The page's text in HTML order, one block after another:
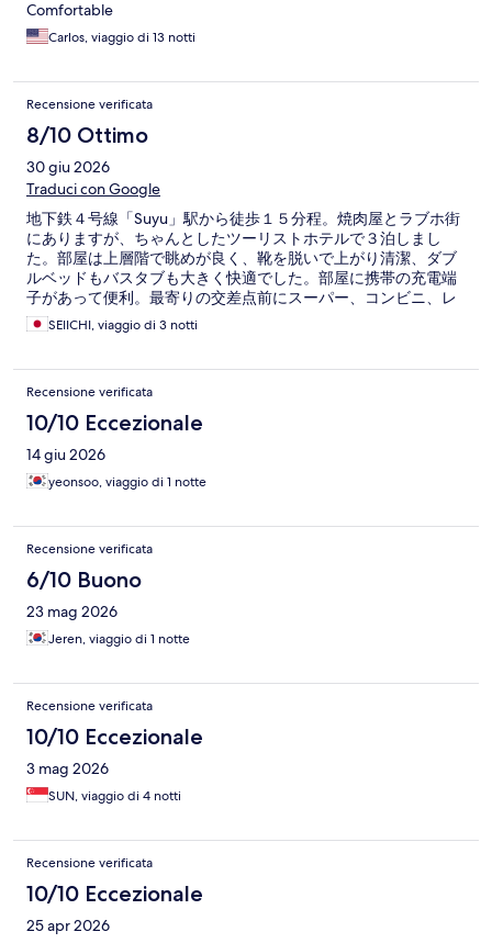
Comfortable
Carlos, viaggio di 13 notti
Recensione verificata
8/10 Ottimo
30 giu 2026
Traduci con Google
地下鉄４号線「Suyu」駅から徒歩１５分程。焼肉屋とラブホ街
にありますが、ちゃんとしたツーリストホテルで３泊しまし
た。部屋は上層階で眺めが良く、靴を脱いで上がり清潔、ダブ
ルベッドもバスタブも大きく快適でした。部屋に携帯の充電端
子があって便利。最寄りの交差点前にスーパー、コンビニ、レ
ストランも多数あります。強いていえば、ソウル中心街から地
下鉄で４〜５０分掛かります。バスもありますが渋滞が激し
スタッフも気さくでした。もしまた機会があれば利用すると思
います。
SEIICHI, viaggio di 3 notti
Recensione verificata
10/10 Eccezionale
14 giu 2026
yeonsoo, viaggio di 1 notte
Recensione verificata
6/10 Buono
23 mag 2026
Jeren, viaggio di 1 notte
Recensione verificata
10/10 Eccezionale
3 mag 2026
SUN, viaggio di 4 notti
Recensione verificata
10/10 Eccezionale
25 apr 2026